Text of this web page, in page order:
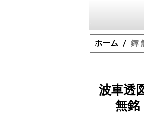
ホーム / 鐔
波車透
無